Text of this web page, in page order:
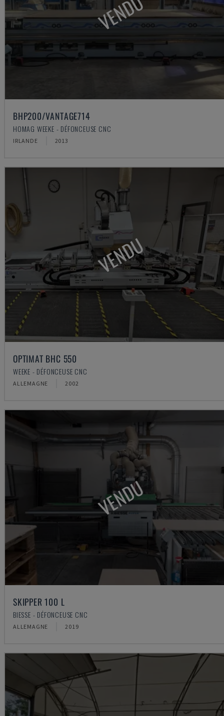
VENDU
BHP200/VANTAGE714
HOMAG WEEKE - DÉFONCEUSE CNC
IRLANDE 2013
VENDU
OPTIMAT BHC 550
WEEKE - DÉFONCEUSE CNC
ALLEMAGNE 2002
VENDU
SKIPPER 100 L
BIESSE - DÉFONCEUSE CNC
ALLEMAGNE 2019